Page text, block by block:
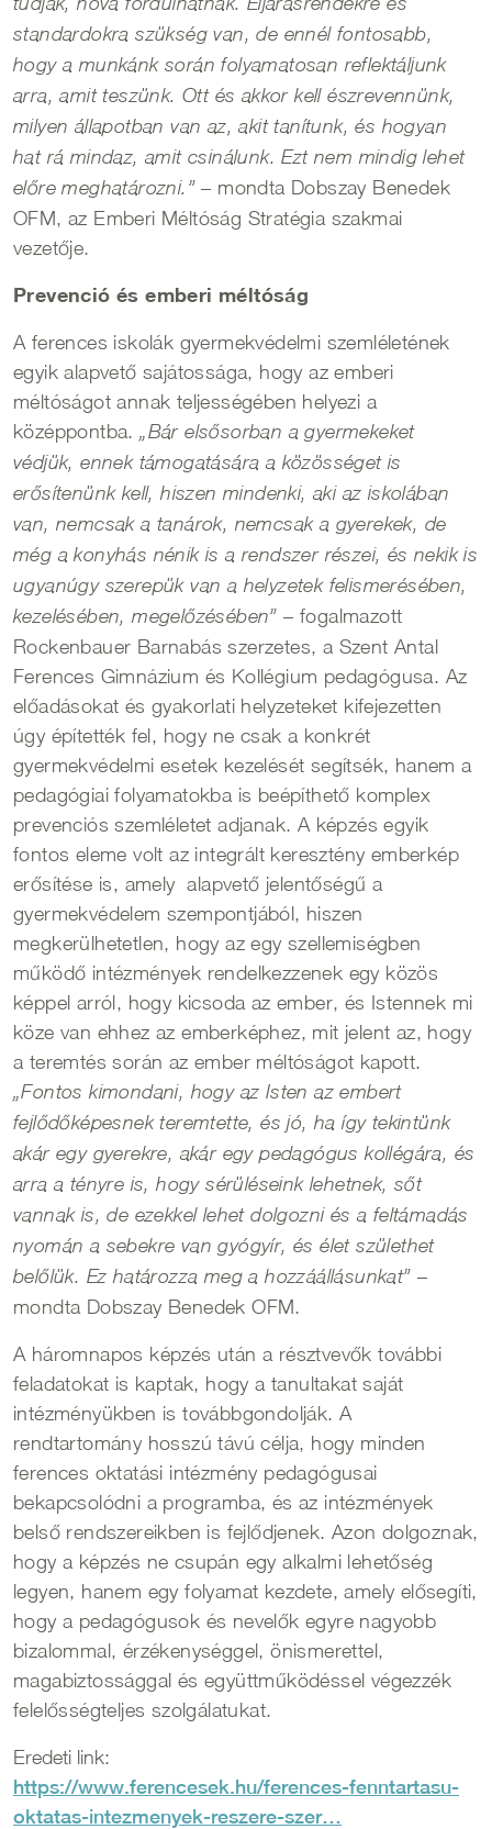
standardokra szükség van, de ennél fontosabb,
hogy a munkánk során folyamatosan reflektáljunk
arra, amit teszünk. Ott és akkor kell észrevennünk,
milyen állapotban van az, akit tanítunk, és hogyan
hat rá mindaz, amit csinálunk. Ezt nem mindig lehet
előre meghatározni.” – mondta Dobszay Benedek
OFM, az Emberi Méltóság Stratégia szakmai
vezetője.
Prevenció és emberi méltóság
A ferences iskolák gyermekvédelmi szemléletének
egyik alapvető sajátossága, hogy az emberi
méltóságot annak teljességében helyezi a
középpontba.„Bár elsősorban a gyermekeket
védjük, ennek támogatására a közösséget is
erősítenünk kell, hiszen mindenki, aki az iskolában
van, nemcsak a tanárok, nemcsak a gyerekek, de
még a konyhás nénik is a rendszer részei, és nekik is
ugyanúgy szerepük van a helyzetek felismerésében,
kezelésében, megelőzésében” – fogalmazott
Rockenbauer Barnabás szerzetes, a Szent Antal
Ferences Gimnázium és Kollégium pedagógusa. Az
előadásokat és gyakorlati helyzeteket kifejezetten
úgy építették fel, hogy ne csak a konkrét
gyermekvédelmi esetek kezelését segítsék, hanem a
pedagógiai folyamatokba is beépíthető komplex
prevenciós szemléletet adjanak. A képzés egyik
fontos eleme volt az integrált keresztény emberkép
erősítése is, amely alapvető jelentőségű a
gyermekvédelem szempontjából, hiszen
megkerülhetetlen, hogy az egy szellemiségben
működő intézmények rendelkezzenek egy közös
képpel arról, hogy kicsoda az ember, és Istennek mi
köze van ehhez az emberképhez, mit jelent az, hogy
a teremtés során az ember méltóságot kapott.
„Fontos kimondani, hogy az Isten az embert
fejlődőképesnek teremtette, és jó, ha így tekintünk
akár egy gyerekre, akár egy pedagógus kollégára, és
arra a tényre is, hogy sérüléseink lehetnek, sőt
vannak is, de ezekkel lehet dolgozni és a feltámadás
nyomán a sebekre van gyógyír, és élet születhet
belőlük. Ez határozza meg a hozzáállásunkat” –
mondta Dobszay Benedek OFM.
A háromnapos képzés után a résztvevők további
feladatokat is kaptak, hogy a tanultakat saját
intézményükben is továbbgondolják. A
rendtartomány hosszú távú célja, hogy minden
ferences oktatási intézmény pedagógusai
bekapcsolódni a programba, és az intézmények
belső rendszereikben is fejlődjenek. Azon dolgoznak,
hogy a képzés ne csupán egy alkalmi lehetőség
legyen, hanem egy folyamat kezdete, amely elősegíti,
hogy a pedagógusok és nevelők egyre nagyobb
bizalommal, érzékenységgel, önismerettel,
magabiztossággal és együttműködéssel végezzék
felelősségteljes szolgálatukat.
Eredeti link:
https://www.ferencesek.hu/ferences-fenntartasu-
oktatas-intezmenyek-reszere-szer…